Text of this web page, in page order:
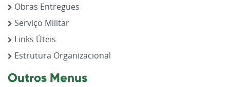
Obras Entregues
Serviço Militar
Links Úteis
Estrutura Organizacional
Outros Menus